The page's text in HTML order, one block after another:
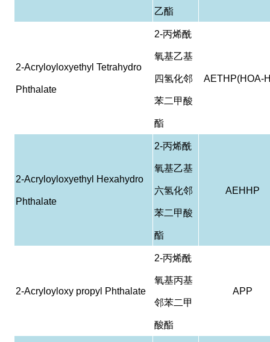
乙酯
2-Acryloyloxyethyl Tetrahydro
Phthalate
2-丙烯酰
氧基乙基
四氢化邻
苯二甲酸
酯
AETHP(HOA-
2-Acryloyloxyethyl Hexahydro
Phthalate
2-丙烯酰
氧基乙基
六氢化邻
苯二甲酸
酯
AEHHP
2-Acryloyloxy propyl Phthalate
2-丙烯酰
氧基丙基
邻苯二甲
酸酯
APP